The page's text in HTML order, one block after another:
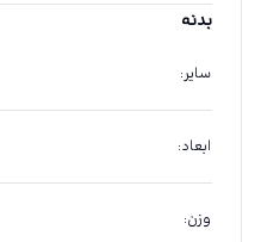
بدنه
سایر:
ابعاد:
وزن: